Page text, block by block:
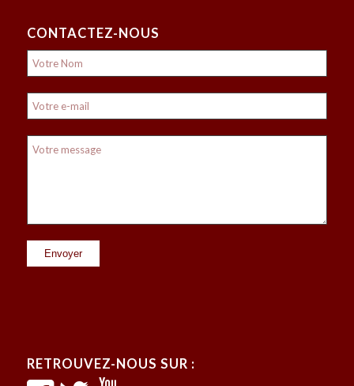
CONTACTEZ-NOUS
RETROUVEZ-NOUS SUR :